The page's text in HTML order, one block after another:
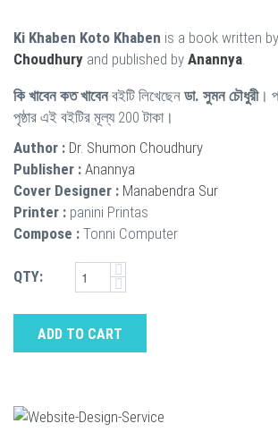
Ki Khaben Koto Khaben is a book written by
Choudhury and published by Anannya
কি খাবেন কত খাবেনবইটি লিখেছেন ডা. সুমন চৌধুরী।
পৃষ্ঠার এই বইটির মূল্য 200 টাকা।
Author : Dr. Shumon Choudhury
Publisher : Anannya
Cover Designer : Manabendra Sur
Printer : panini Printas
Compose : Tonni Computer
QTY:
ADD TO CART